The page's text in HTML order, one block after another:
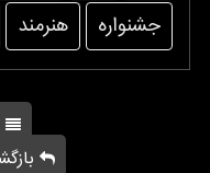
جشنواره
هنرمند